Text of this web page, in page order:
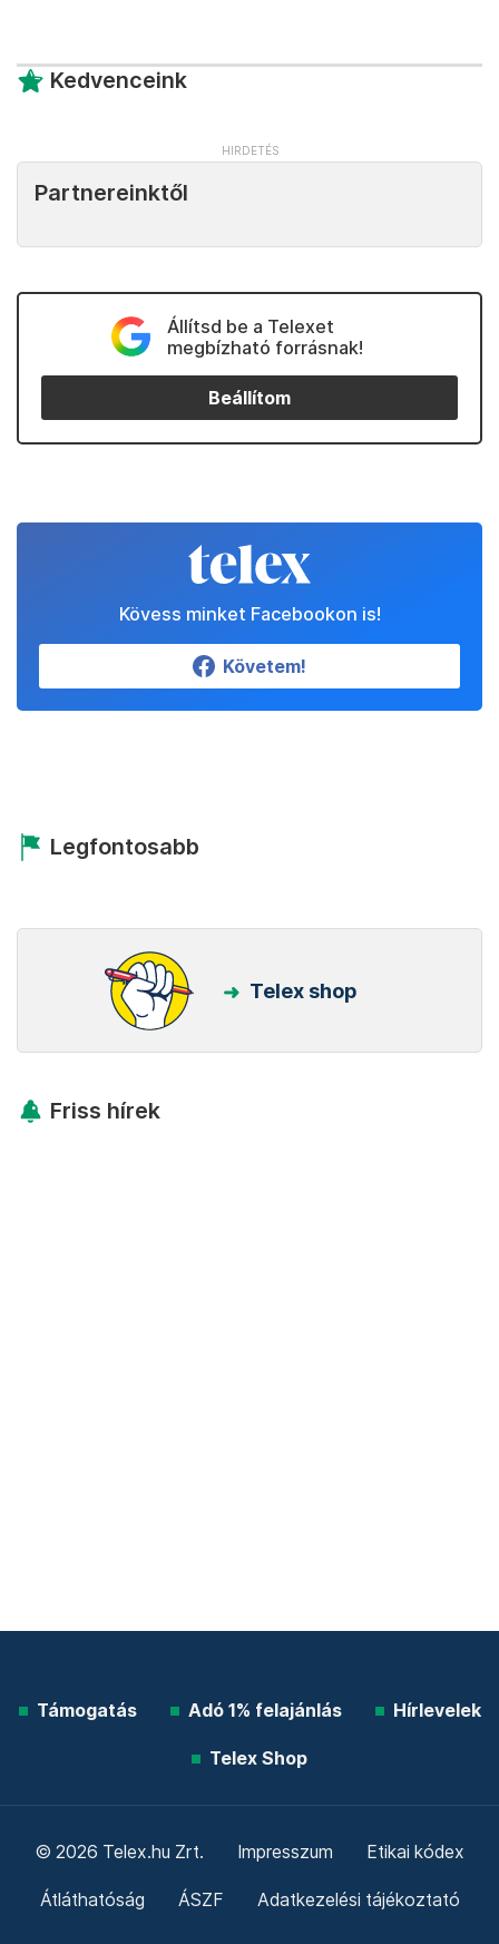
Kedvenceink
Partnereinktől
Állítsd be a Telexet
megbízható forrásnak!
Beállítom
Kövess minket Facebookon is!
Követem!
Legfontosabb
Telex shop
Friss hírek
Támogatás Adó 1% felajánlás Hírlevelek
Telex Shop
© 2026 Telex.hu Zrt. Impresszum Etikai kódex
Átláthatóság ÁSZF Adatkezelési tájékoztató